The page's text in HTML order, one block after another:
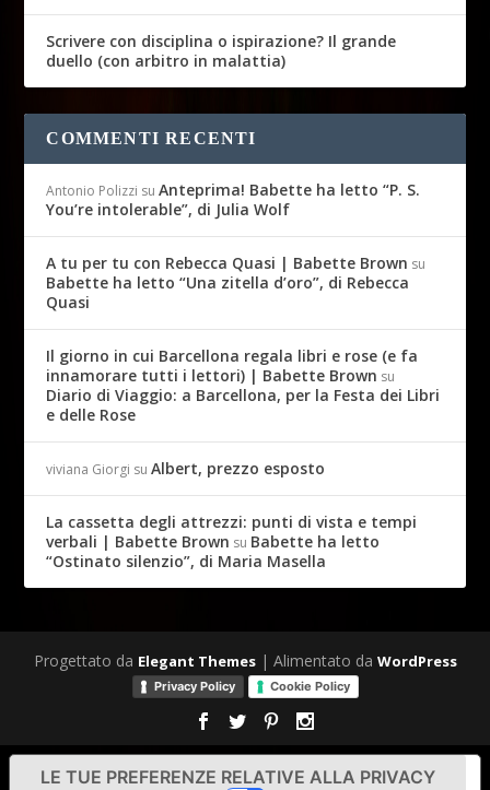
Scrivere con disciplina o ispirazione? Il grande
duello (con arbitro in malattia)
COMMENTI RECENTI
Antonio Polizzi suAnteprima! Babette ha letto “P. S.
You’re intolerable”, di Julia Wolf
A tu per tu con Rebecca Quasi | Babette Brown su
Babette ha letto “Una zitella d’oro”, di Rebecca
Quasi
Il giorno in cui Barcellona regala libri e rose (e fa
innamorare tutti i lettori) | Babette Brown su
Diario di Viaggio: a Barcellona, per la Festa dei Libri
e delle Rose
viviana Giorgi suAlbert, prezzo esposto
La cassetta degli attrezzi: punti di vista e tempi
verbali | Babette Brown su Babette ha letto
“Ostinato silenzio”, di Maria Masella
Progettato da Elegant Themes| Alimentato da WordPress
Privacy Policy Cookie Policy
LE TUE PREFERENZE RELATIVE ALLA PRIVACY